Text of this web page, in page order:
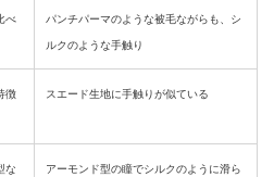
べ
パンチパーマのような被毛ながらも、シ
ルクのような手触り
徴 スエード生地に手触りが似ている
な
アーモンド型の瞳でシルクのように滑ら